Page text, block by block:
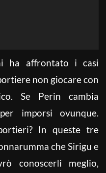
ha affrontato i casi
non giocare con
Se Perin cambia
imporsi ovunque.
In queste tre
che Sirigu e
conoscerli meglio,